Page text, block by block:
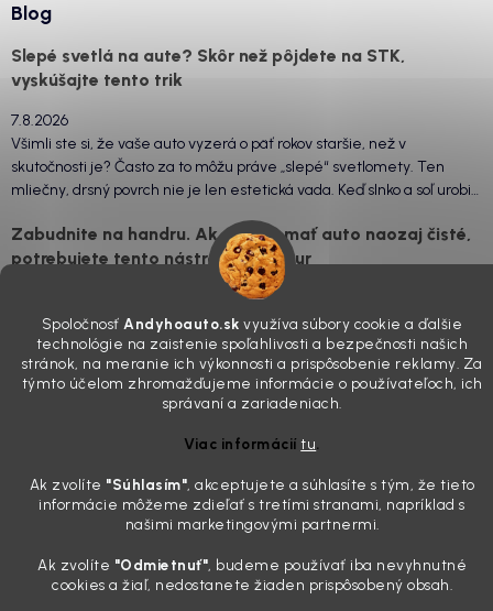
Spoločnosť Andyhoauto.sk využíva súbory cookie a ďalšie
technológie na zaistenie spoľahlivosti a bezpečnosti našich
stránok, na meranie ich výkonnosti a prispôsobenie reklamy. Za
týmto účelom zhromažďujeme informácie o používateľoch, ich
správaní a zariadeniach.
Viac informáciítu.
Ak zvolíte "Súhlasím", akceptujete a súhlasíte s tým, že tieto
informácie môžeme zdieľať s tretími stranami, napríklad s
našimi marketingovými partnermi.
Ak zvolíte "Odmietnuť", budeme používať iba nevyhnutné
cookies a žiaľ, nedostanete žiaden prispôsobený obsah.
Blog
Slepé svetlá na aute? Skôr než pôjdete na STK,
vyskúšajte tento trik
7.8.2026
Všimli ste si, že vaše auto vyzerá o päť rokov staršie, než v
skutočnosti je? Často za to môžu práve „slepé“ svetlomety. Ten
mliečny, drsný povrch nie je len estetická vada. Keď slnko a soľ urobia
Zabudnite na handru. Ak chcete mať auto naozaj čisté,
potrebujete tento nástroj za pár eur
Poznáte ten moment. Vonku svieti slnko, vy sedíte v čerstvo
„upratanom“ aute, no pri pohľade na palubnú dosku vás ide poraziť. V
mriežkach ventilácie, okolo tlačidiel a v švíkoch sedačiek na vás stále
drzo pozerá prach. Handra ani vysávač tam jednodu...
Detailing nemusí stáť výplatu: 5 kúskov autokozmetiky,
ktoré sa teraz reálne oplatia
31.7.2026
Sobotné ráno, káva v ruke a pred vami zaprášená kapota. Pre
niekoho nuda, pre nás najlepší relax. Lenže keď si v košíku spočítate
pokaziť náladu. Dobrá správa je, že aj profi výbava ...